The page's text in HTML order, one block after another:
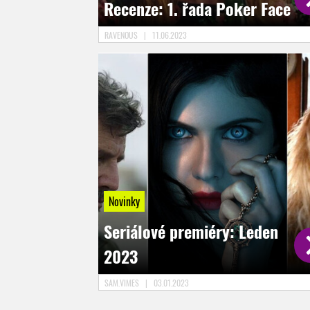
Recenze: 1. řada Poker Face
RAVENOUS | 11.06.2023
Novinky
Seriálové premiéry: Leden
2023
SAM.VIMES | 03.01.2023